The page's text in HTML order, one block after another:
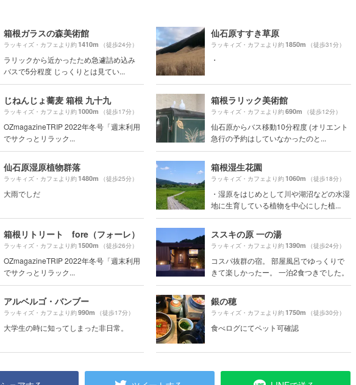
箱根ガラスの森美術館
ラッキィズ・カフェより約1410m （徒歩24分）
ラリックから近かったため急遽詰め込み
バスで5分程度 じっくりとは見てい...
仙石原すすき草原
ラッキィズ・カフェより約1850m （徒歩31分）
・
じねんじょ蕎麦 箱根 九十九
ラッキィズ・カフェより約1000m （徒歩17分）
OZmagazineTRIP 2022年冬号「週末利用
でサクっとリラック...
箱根ラリック美術館
ラッキィズ・カフェより約690m （徒歩12分）
仙石原からバス移動10分程度 (オリエント
急行の予約はしていなかったのと...
仙石原湿原植物群落
ラッキィズ・カフェより約1480m （徒歩25分）
大雨でしだ
箱根湿生花園
ラッキィズ・カフェより約1060m （徒歩18分）
・湿原をはじめとして川や湖沼などの水湿
地に生育している植物を中心にした植...
箱根リトリート fore（フォーレ）
ラッキィズ・カフェより約1500m （徒歩26分）
OZmagazineTRIP 2022年冬号「週末利用
でサクっとリラック...
ススキの原 一の湯
ラッキィズ・カフェより約1390m （徒歩24分）
コスパ抜群の宿。 部屋風呂でゆっくりで
きて楽しかったー。 一泊2食つきでした。
アルベルゴ・バンブー
ラッキィズ・カフェより約990m （徒歩17分）
大学生の時に知ってしまった非日常。
銀の穂
ラッキィズ・カフェより約1750m （徒歩30分）
食べログにてペット可確認